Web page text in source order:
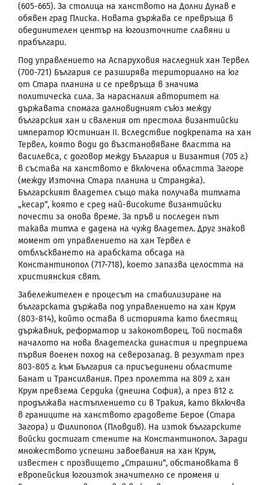
(605-665). За столица на ханството на Долни Дунав е
обявен град Плиска. Новата държава се превръща в
обединителен център на югоизточните славяни и
прабългари.
Под управлението на Аспаруховия наследник хан Тервел
(700-721) България се разширява териториално на юг
от Стара планина и се превръща в значима
политическа сила. За нарасналия авторитет на
държавата спомага далновидният съюз между
българския хан и сваления от престола византийски
император Юстиниан II. Вследствие подкрепата на хан
Тервел, която води до възстановяване властта на
василевса, с договор между България и Византия (705 г.)
в състава на ханството е включена областта Загоре
(между Източна Стара планина и Странджа).
Българският владетел също така получава титлата
„кесар“, която е сред най-високите византийски
почести за онова време. За пръв и последен път
такава титла е дадена на чужд владетел. Друг знаков
момент от управлението на хан Тервел е
отблъскването на арабската обсада на
Константинопол (717-718), което запазва целостта на
християнския свят.
Забележителен е процесът на стабилизиране на
българската държава под управлението на хан Крум
(803-814), който остава в историята като блестящ
държавник, реформатор и законотворец. Той поставя
началото на нова владетелска династия и предприема
първия военен поход на северозапад. В резултат през
803-805 г. към България са присъединени областите
Банат и Трансилвания. През пролетта на 809 г. хан
Крум превзема Сердика (днешна София), а през 812 г.
продължава настъплението си в Тракия, като включва
в границите на ханството градовете Берое (Стара
Загора) и Филипопол (Пловдив). На изток българските
войски достигат стените на Константинопол. Заради
множеството успешни завоевания на хан Крум,
известен с прозвището „Страшни“, обстановката в
европейския югоизток значително се променя и